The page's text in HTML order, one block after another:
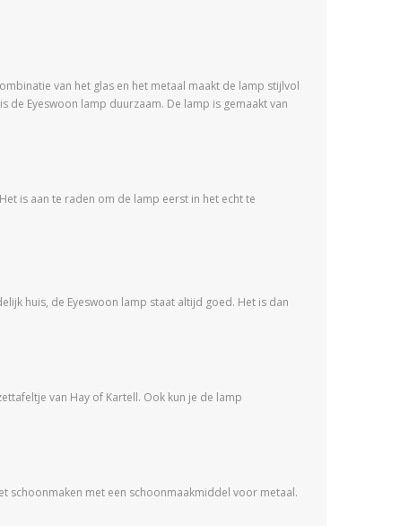
van het glas en het metaal maakt de lamp stijlvol
de Eyeswoon lamp duurzaam. De lamp is gemaakt van
is aan te raden om de lamp eerst in het echt te
huis, de Eyeswoon lamp staat altijd goed. Het is dan
van Hay of Kartell. Ook kun je de lamp
schoonmaken met een schoonmaakmiddel voor metaal.